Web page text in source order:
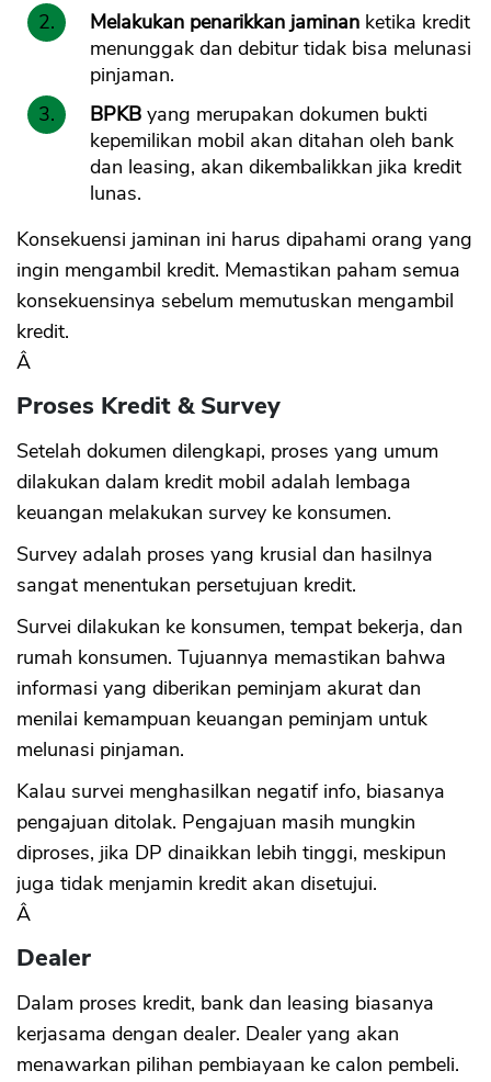
Melakukan penarikkan jaminan ketika kredit
menunggak dan debitur tidak bisa melunasi
pinjaman.
BPKB yang merupakan dokumen bukti
kepemilikan mobil akan ditahan oleh bank
dan leasing, akan dikembalikkan jika kredit
lunas.
Konsekuensi jaminan ini harus dipahami orang yang
ingin mengambil kredit. Memastikan paham semua
konsekuensinya sebelum memutuskan mengambil
kredit.
Â
Proses Kredit & Survey
Setelah dokumen dilengkapi, proses yang umum
dilakukan dalam kredit mobil adalah lembaga
keuangan melakukan survey ke konsumen.
Survey adalah proses yang krusial dan hasilnya
sangat menentukan persetujuan kredit.
Survei dilakukan ke konsumen, tempat bekerja, dan
rumah konsumen. Tujuannya memastikan bahwa
informasi yang diberikan peminjam akurat dan
menilai kemampuan keuangan peminjam untuk
melunasi pinjaman.
Kalau survei menghasilkan negatif info, biasanya
pengajuan ditolak. Pengajuan masih mungkin
diproses, jika DP dinaikkan lebih tinggi, meskipun
juga tidak menjamin kredit akan disetujui.
Â
Dealer
Dalam proses kredit, bank dan leasing biasanya
kerjasama dengan dealer. Dealer yang akan
menawarkan pilihan pembiayaan ke calon pembeli.